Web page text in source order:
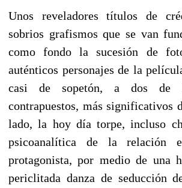
Unos reveladores títulos de
sobrios grafismos que se van
como fondo la sucesión de
auténticos personajes de la
casi de sopetón, a dos de
contrapuestos, más significativos
lado, la hoy día torpe, incluso
psicoanalítica de la relación
protagonista, por medio de una
periclitada danza de seducción